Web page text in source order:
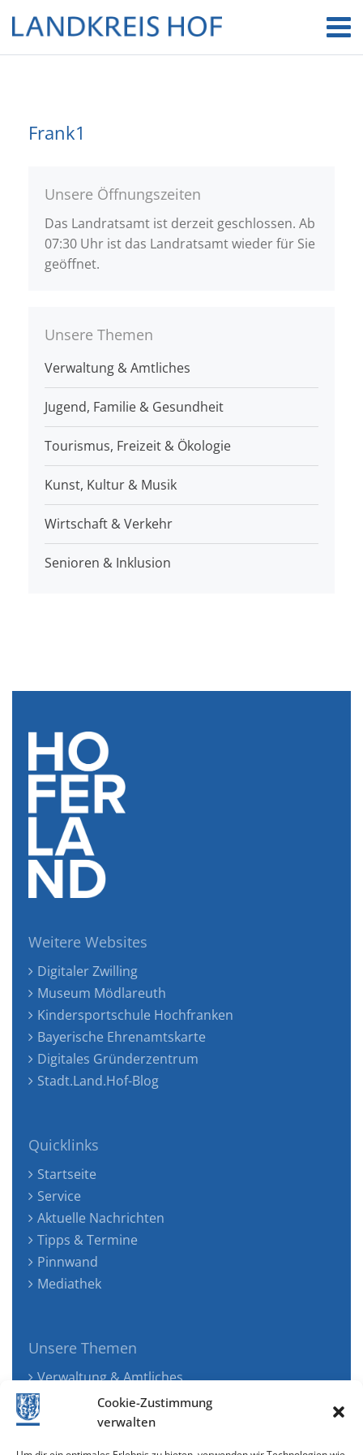
Cookie-Zustimmung
verwalten
Frank1
Unsere Öffnungszeiten
Das Landratsamt ist derzeit geschlossen. Ab
07:30 Uhr ist das Landratsamt wieder für Sie
geöffnet.
Unsere Themen
Verwaltung & Amtliches
Jugend, Familie & Gesundheit
Tourismus, Freizeit & Ökologie
Kunst, Kultur & Musik
Wirtschaft & Verkehr
Senioren & Inklusion
Weitere Websites
Digitaler Zwilling
Museum Mödlareuth
Kindersportschule Hochfranken
Bayerische Ehrenamtskarte
Digitales Gründerzentrum
Stadt.Land.Hof-Blog
Quicklinks
Startseite
Service
Aktuelle Nachrichten
Tipps & Termine
Pinnwand
Mediathek
Unsere Themen
Verwaltung & Amtliches
Jugend, Familie & Gesundheit
Tourismus, Freizeit & Ökologie